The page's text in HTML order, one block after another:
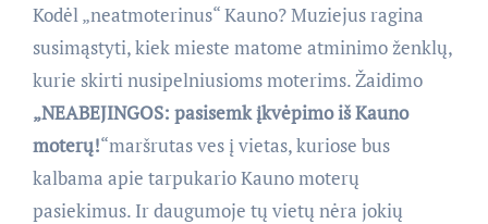
Kodėl „neatmoterinus“ Kauno? Muziejus ragina
susimąstyti, kiek mieste matome atminimo ženklų,
kurie skirti nusipelniusioms moterims. Žaidimo
„NEABEJINGOS: pasisemk įkvėpimo iš Kauno
moterų!“maršrutas ves į vietas, kuriose bus
kalbama apie tarpukario Kauno moterų
pasiekimus. Ir daugumoje tų vietų nėra jokių